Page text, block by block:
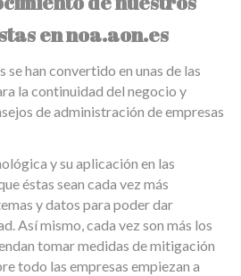
en noa.aon.es
han convertido en unas de las
la continuidad del negocio y
de administración de empresas
y su aplicación en las
éstas sean cada vez más
y datos para poder dar
Así mismo, cada vez son más los
tomar medidas de mitigación
todo las empresas empiezan a